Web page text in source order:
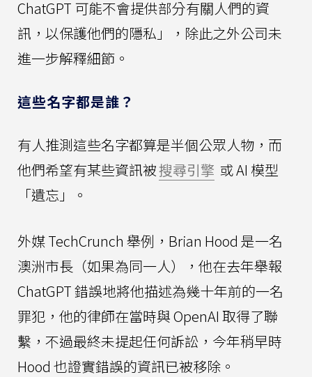
ChatGPT 可能不會提供部分有關人們的資
訊，以保護他們的隱私」，除此之外公司未
進一步解釋細節。
這些名字都是誰？
有人推測這些名字都算是半個公眾人物，而
他們希望有某些資訊被搜尋引擎 或 AI 模型
「遺忘」。
外媒 TechCrunch 舉例，Brian Hood 是一名
澳洲市長（如果為同一人），他在去年舉報
ChatGPT 錯誤地將他描述為幾十年前的一名
罪犯，他的律師在當時與 OpenAI 取得了聯
繫，不過最終未提起任何訴訟，今年稍早時
Hood 也證實錯誤的資訊已被移除。